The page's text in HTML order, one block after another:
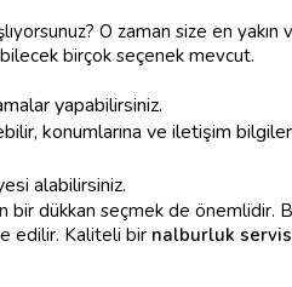
O zaman size en yakın
birçok seçenek mevcut.
yapabilirsiniz.
konumlarına ve iletişim
alabilirsiniz.
bir dükkan seçmek de önemlidir.
edilir. Kaliteli bir nalburluk